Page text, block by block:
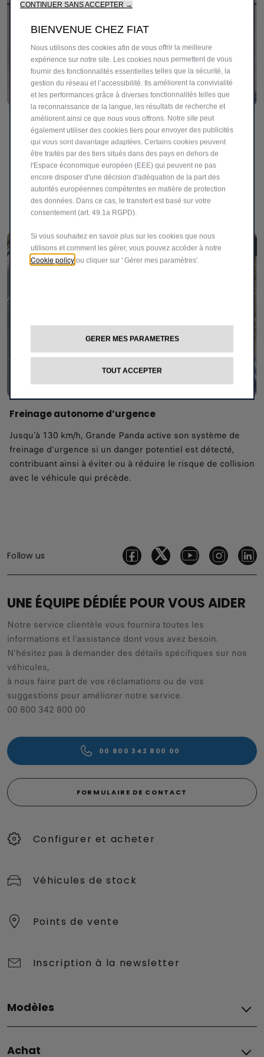
Caméra de recul
Améliore la visibilité lors des manœuvres de
stationnement et de conduite. Grâce à ses systèmes
d'aide à la conduite (ADAS) et à ses capteurs, vous
recevrez des alertes provenant de plusieurs angles afin de
renforcer la sécurité et de réduire le risque de collision.
Freinage autonome d’urgence
Jusqu'à 130 km/h, Grande Panda active son système de
freinage d'urgence si un danger potentiel est détecté,
contribuant ainsi à éviter ou à réduire le risque de collision
avec le véhicule qui précède.
Follow us
UNE ÉQUIPE DÉDIÉE POUR VOUS AIDER
Notre service clientèle vous fournira toutes les
informations et l'assistance dont vous avez besoin.
N'hésitez pas à demander des détails spécifiques sur nos
véhicules,
à nous faire part de vos réclamations ou de vos
suggestions pour améliorer notre service.
00 800 342 800 00
00 800 342 800 00
FORMULAIRE DE CONTACT
Configurer et acheter
Véhicules de stock
Points de vente
Inscription à la newsletter
Modèles
Grizzly
Achat
CONTINUER SANS ACCEPTER →
BIENVENUE CHEZ FIAT
Nous utilisons des cookies afin de vous offrir la meilleure
expérience sur notre site. Les cookies nous permettent de vous
fournir des fonctionnalités essentielles telles que la sécurité, la
gestion du réseau et l’accessibilité. Ils améliorent la convivialité
et les performances grâce à diverses fonctionnalités telles que
la reconnaissance de la langue, les résultats de recherche et
améliorent ainsi ce que nous vous offrons. Notre site peut
également utiliser des cookies tiers pour envoyer des publicités
qui vous sont davantage adaptées. Certains cookies peuvent
être traités par des tiers situés dans des pays en dehors de
l'Espace économique européen (EEE) qui peuvent ne pas
encore disposer d'une décision d'adéquation de la part des
autorités européennes compétentes en matière de protection
des données. Dans ce cas, le transfert est basé sur votre
consentement (art. 49.1a RGPD).
Si vous souhaitez en savoir plus sur les cookies que nous
utilisons et comment les gérer, vous pouvez accéder à notre
Cookie policy ou cliquer sur ' Gérer mes paramètres'.
GERER MES PARAMETRES
TOUT ACCEPTER